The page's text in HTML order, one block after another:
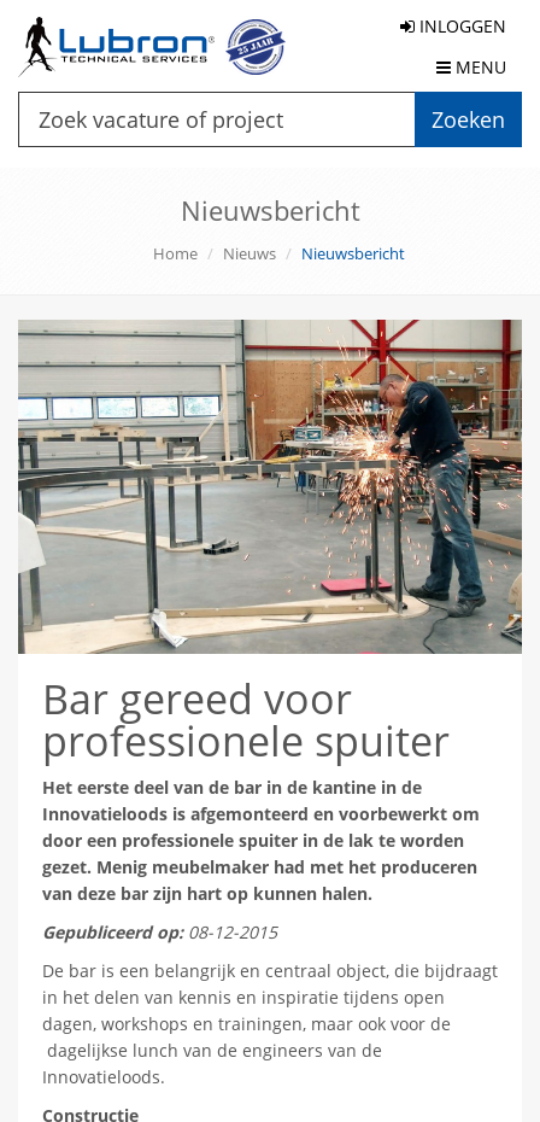
Zoeken
INLOGGEN
MENU
Nieuwsbericht
Home Nieuws Nieuwsbericht
Bar gereed voor
professionele spuiter
Het eerste deel van de bar in de kantine in de
Innovatieloods is afgemonteerd en voorbewerkt om
door een professionele spuiter in de lak te worden
gezet. Menig meubelmaker had met het produceren
van deze bar zijn hart op kunnen halen.
Gepubliceerd op:08-12-2015
De bar is een belangrijk en centraal object, die bijdraagt
in het delen van kennis en inspiratie tijdens open
dagen, workshops en trainingen, maar ook voor de
dagelijkse lunch van de engineers van de
Innovatieloods.
Constructie